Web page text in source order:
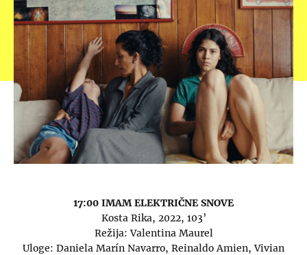
17:00 IMAM ELEKTRIČNE SNOVE
Kosta Rika, 2022, 103’
Režija: Valentina Maurel
Uloge: Daniela Marín Navarro, Reinaldo Amien, Vivian